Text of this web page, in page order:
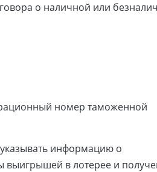
о наличной или
номер таможенной
информацию о
выигрышей в лотерее и